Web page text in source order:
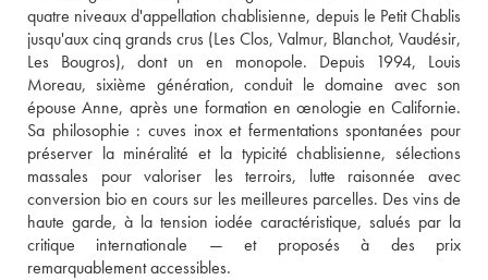
quatre niveaux d'appellation chablisienne, depuis le Petit Chablis
jusqu'aux cinq grands crus (Les Clos, Valmur, Blanchot, Vaudésir,
Les Bougros), dont un en monopole. Depuis 1994, Louis
Moreau, sixième génération, conduit le domaine avec son
épouse Anne, après une formation en œnologie en Californie.
Sa philosophie : cuves inox et fermentations spontanées pour
préserver la minéralité et la typicité chablisienne, sélections
massales pour valoriser les terroirs, lutte raisonnée avec
conversion bio en cours sur les meilleures parcelles. Des vins de
haute garde, à la tension iodée caractéristique, salués par la
critique internationale — et proposés à des prix
remarquablement accessibles.